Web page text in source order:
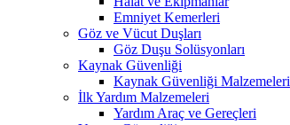
Emniyet Kemerleri
Göz ve Vücut Duşları
Göz Duşu Solüsyonları
Kaynak Güvenliği
Kaynak Güvenliği Malzemeleri
İlk Yardım Malzemeleri
Yardım Araç ve Gereçleri